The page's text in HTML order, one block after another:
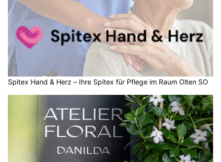
Die Gewitterneigung nimmt allgemein zu, auch im Flachland.
Die Detektivin – Diskrete Aufklärung in Zürich und Zug
Zollgarage Neuhausen GmbH: US-Car Service – Ihr starker Partner bei
Buchhandlung WörterSpiel in Rorschach SG: Lesestoff für jeden Bedarf
Pflanzenboutique Monika Herzog in Inwil LU: Stilvolle Begrünung mit Konzept